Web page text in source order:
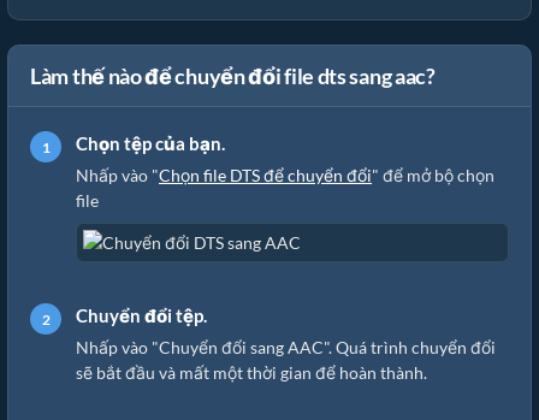
Làm thế nào để chuyển đổi file dts sang aac?
Chọn tệp của bạn.
Nhấp vào "Chọn file DTS để chuyển đổi" để mở bộ chọn
file
Chuyển đổi tệp.
Nhấp vào "Chuyển đổi sang AAC". Quá trình chuyển đổi
sẽ bắt đầu và mất một thời gian để hoàn thành.